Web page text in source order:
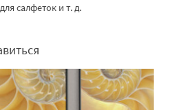
салфеток и т. д.